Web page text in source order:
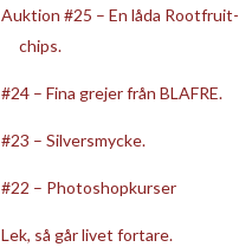
Auktion #25 – En låda Rootfruit-
chips.
#24 – Fina grejer från BLAFRE.
#23 – Silversmycke.
#22 – Photoshopkurser
Lek, så går livet fortare.